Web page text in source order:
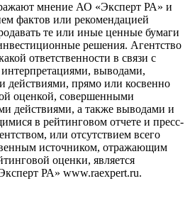
мнение АО «Эксперт РА» и
фактов или рекомендацией
те или иные ценные бумаги
решения. Агентство
ответственности в связи с
выводами,
действиями, прямо или косвенно
оценкой, совершенными
действиями, а также выводами и
в рейтинговом отчете и пресс-
или отсутствием всего
источником, отражающим
оценки, является
РА» www.raexpert.ru.